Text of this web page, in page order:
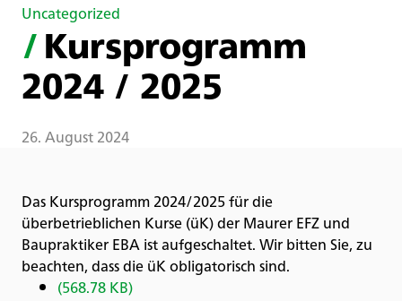
Uncategorized
/Kursprogramm
2024 / 2025
26. August 2024
Das Kursprogramm 2024/2025 für die
überbetrieblichen Kurse (üK) der Maurer EFZ und
Baupraktiker EBA ist aufgeschaltet. Wir bitten Sie, zu
beachten, dass die üK obligatorisch sind.
(568.78 KB)